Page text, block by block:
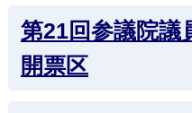
第21回参議院議
開票区